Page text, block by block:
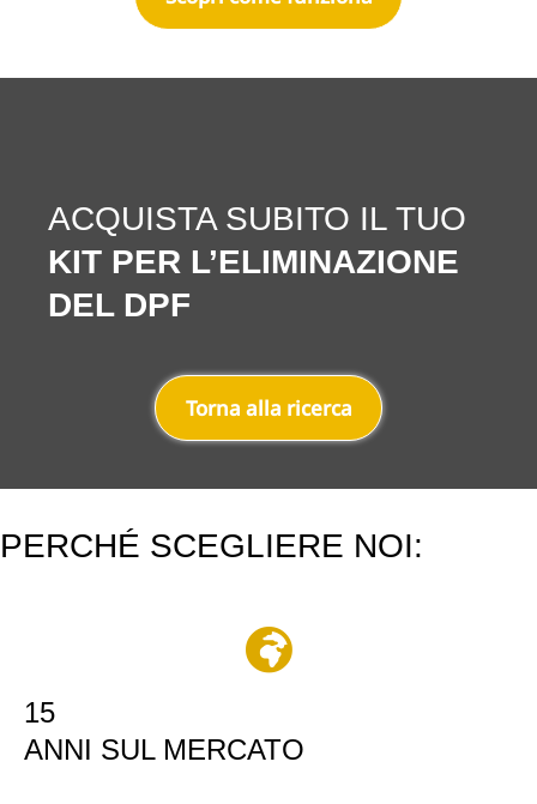
ACQUISTA SUBITO IL TUO
KIT PER L’ELIMINAZIONE
DEL DPF
Torna alla ricerca
PERCHÉ SCEGLIERE NOI:
15
ANNI SUL MERCATO